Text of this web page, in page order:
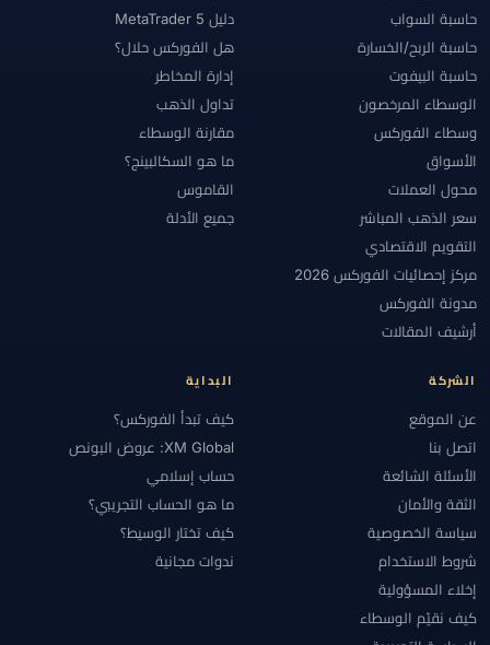
حاسبة السواب
حاسبة الربح/الخسارة
حاسبة البيفوت
الوسطاء المرخصون
وسطاء الفوركس
الأسواق
محول العملات
سعر الذهب المباشر
التقويم الاقتصادي
مركز إحصائيات الفوركس 2026
مدونة الفوركس
أرشيف المقالات
دليل MetaTrader 5
هل الفوركس حلال؟
إدارة المخاطر
تداول الذهب
مقارنة الوسطاء
ما هو السكالبينج؟
القاموس
جميع الأدلة
الشركة
عن الموقع
اتصل بنا
الأسئلة الشائعة
الثقة والأمان
سياسة الخصوصية
شروط الاستخدام
إخلاء المسؤولية
كيف نقيّم الوسطاء
البداية
كيف تبدأ الفوركس؟
XM Global: عروض البونص
حساب إسلامي
ما هو الحساب التجريبي؟
كيف تختار الوسيط؟
ندوات مجانية